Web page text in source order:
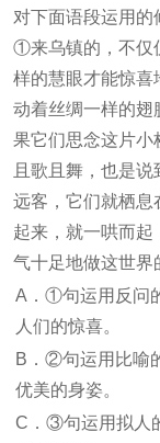
对下面语段运用的
①来乌镇的，不仅
样的慧眼才能惊
动着丝绸一样的
果它们思念这片小
且歌且舞，也是
远客，它们就栖息
起来，就一哄而起
气十足地做这世界
A．①句运用反问
人们的惊喜。
B．②句运用比喻
优美的身姿。
C．③句运用拟人